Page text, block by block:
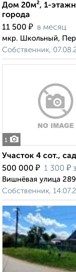
Дом 20м², 1-
города
11 500 ₽ в месяц
мкр. Школьный,
Собственник,
1
Участок 4 сот.,
500 000 ₽ 1 300 ₽
Вишнёвая улица 289
Собственник,